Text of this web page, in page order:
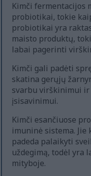
Kimči fermentacijos
probiotikai, tokie
probiotikai yra
maisto produktų,
labai pagerinti
Kimči gali padėti
skatina gerųjų
svarbu virškinimui
įsisavinimui.
Kimči esančiuose
imuninė sistema.
padeda palaikyti
uždegimą, todėl yra
mityboje.